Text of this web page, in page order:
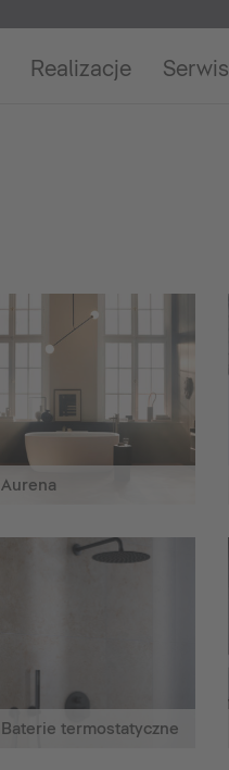
Realizacje Serwis
Aurena
Baterie termostatyczne